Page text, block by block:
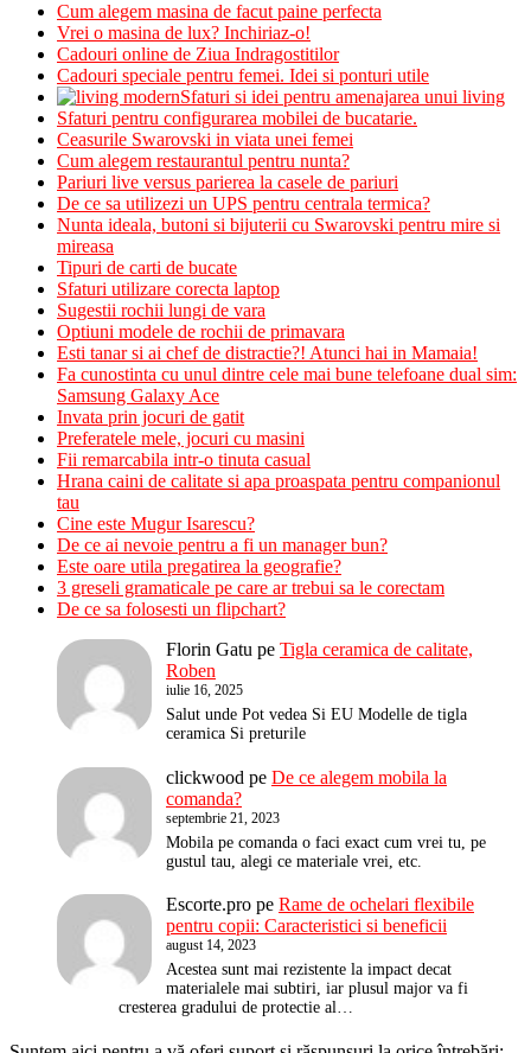
Cum alegem masina de facut paine perfecta
Vrei o masina de lux? Inchiriaz-o!
Cadouri online de Ziua Indragostitilor
Cadouri speciale pentru femei. Idei si ponturi utile
Sfaturi si idei pentru amenajarea unui living
Sfaturi pentru configurarea mobilei de bucatarie.
Ceasurile Swarovski in viata unei femei
Cum alegem restaurantul pentru nunta?
Pariuri live versus parierea la casele de pariuri
De ce sa utilizezi un UPS pentru centrala termica?
Nunta ideala, butoni si bijuterii cu Swarovski pentru mire si
mireasa
Tipuri de carti de bucate
Sfaturi utilizare corecta laptop
Sugestii rochii lungi de vara
Optiuni modele de rochii de primavara
Esti tanar si ai chef de distractie?! Atunci hai in Mamaia!
Fa cunostinta cu unul dintre cele mai bune telefoane dual sim:
Samsung Galaxy Ace
Invata prin jocuri de gatit
Preferatele mele, jocuri cu masini
Fii remarcabila intr-o tinuta casual
Hrana caini de calitate si apa proaspata pentru companionul
tau
Cine este Mugur Isarescu?
De ce ai nevoie pentru a fi un manager bun?
Este oare utila pregatirea la geografie?
3 greseli gramaticale pe care ar trebui sa le corectam
De ce sa folosesti un flipchart?
Florin Gatu pe Tigla ceramica de calitate,
Roben
iulie 16, 2025
Salut unde Pot vedea Si EU Modelle de tigla
ceramica Si preturile
clickwood pe De ce alegem mobila la
comanda?
septembrie 21, 2023
Mobila pe comanda o faci exact cum vrei tu, pe
gustul tau, alegi ce materiale vrei, etc.
Escorte.pro pe Rame de ochelari flexibile
pentru copii: Caracteristici si beneficii
august 14, 2023
Acestea sunt mai rezistente la impact decat
materialele mai subtiri, iar plusul major va fi
cresterea gradului de protectie al…